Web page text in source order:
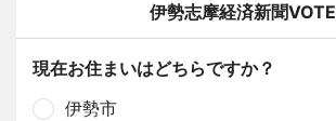
伊勢志摩経済新聞VOTE
現在お住まいはどちらですか？
伊勢市